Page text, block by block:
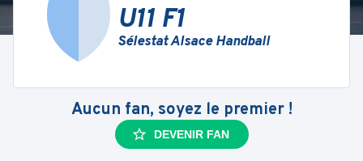
U11 F1
Sélestat Alsace Handball
Aucun fan, soyez le premier !
DEVENIR FAN